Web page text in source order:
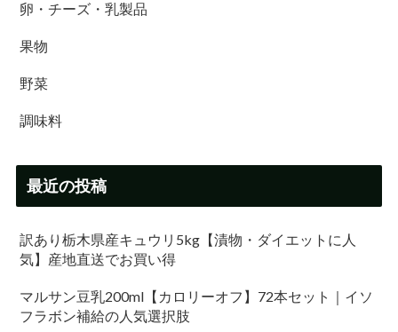
卵・チーズ・乳製品
果物
野菜
調味料
最近の投稿
訳あり栃木県産キュウリ5kg【漬物・ダイエットに人
気】産地直送でお買い得
マルサン豆乳200ml【カロリーオフ】72本セット｜イソ
フラボン補給の人気選択肢